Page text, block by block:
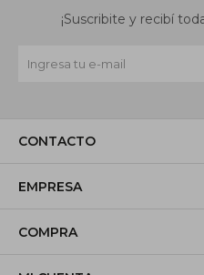
CONTACTO
EMPRESA
COMPRA
¡Suscribite y recibí